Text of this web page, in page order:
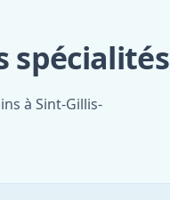
spécialités
à Sint-Gillis-